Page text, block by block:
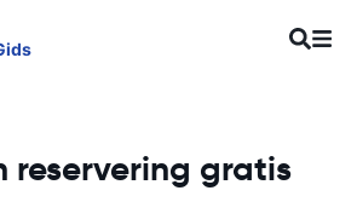
reservering gratis